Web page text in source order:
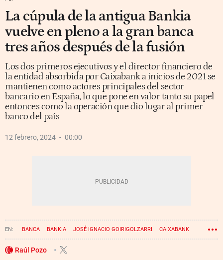
La cúpula de la antigua Bankia
vuelve en pleno a la gran banca
tres años después de la fusión
Los dos primeros ejecutivos y el director financiero de
la entidad absorbida por Caixabank a inicios de 2021 se
mantienen como actores principales del sector
bancario en España, lo que pone en valor tanto su papel
entonces como la operación que dio lugar al primer
banco del país
12 febrero, 2024 00:00
BANCA BANKIA JOSÉ IGNACIO GOIRIGOLZARRI CAIXABANK
Raúl Pozo